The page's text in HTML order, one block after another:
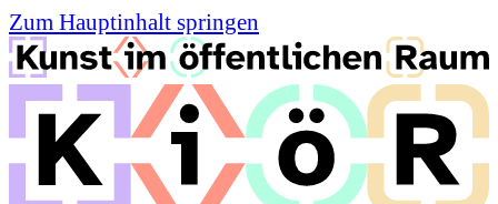
Zum Hauptinhalt springen